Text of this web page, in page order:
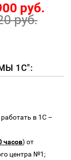
руб.
руб.
1С":
в 1С –
часов) от
центра №1;